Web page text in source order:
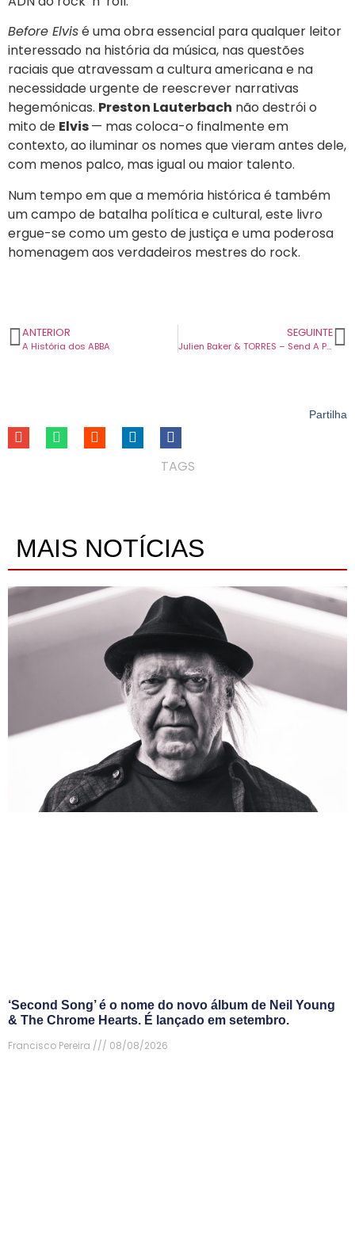
Before Elvisé uma obra essencial para qualquer leitor
interessado na história da música, nas questões
raciais que atravessam a cultura americana e na
necessidade urgente de reescrever narrativas
hegemónicas. Preston Lauterbach não destrói o
mito de Elvis— mas coloca-o finalmente em
contexto, ao iluminar os nomes que vieram antes dele,
com menos palco, mas igual ou maior talento.
Num tempo em que a memória histórica é também
um campo de batalha política e cultural, este livro
ergue-se como um gesto de justiça e uma poderosa
homenagem aos verdadeiros mestres do rock.
ANTERIOR
A História dos ABBA
SEGUINTE
Julien Baker & TORRES – Send A Prayer My Way (2025)
Partilha
TAGS
MAIS NOTÍCIAS
‘Second Song’ é o nome do novo álbum de Neil Young
& The Chrome Hearts. É lançado em setembro.
Francisco Pereira
08/08/2026